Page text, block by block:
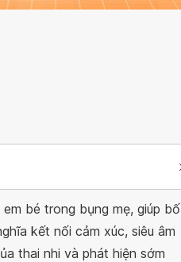
bé trong bụng mẹ, giúp bố
kết nối cảm xúc, siêu âm
thai nhi và phát hiện sớm